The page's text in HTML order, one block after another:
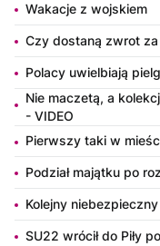
Wakacje z wojskiem
Czy dostaną zwrot
Polacy uwielbiają
Nie maczetą, a
- VIDEO
Pierwszy taki w
Podział majątku po
Kolejny
SU22 wrócił do Piły